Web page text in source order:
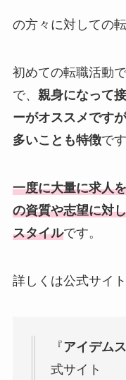
の方々に対しての
初めての転職活動
で、 親身になって
ーがオススメです
多いことも特徴です
一度に大量に求人
の資質や志望に対
スタイルです。
詳しくは公式サイ
『アイデム
式サイト